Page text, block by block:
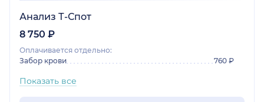
Анализ Т-Спот
8 750 ₽
Оплачивается отдельно:
Забор крови
760 ₽
Показать все